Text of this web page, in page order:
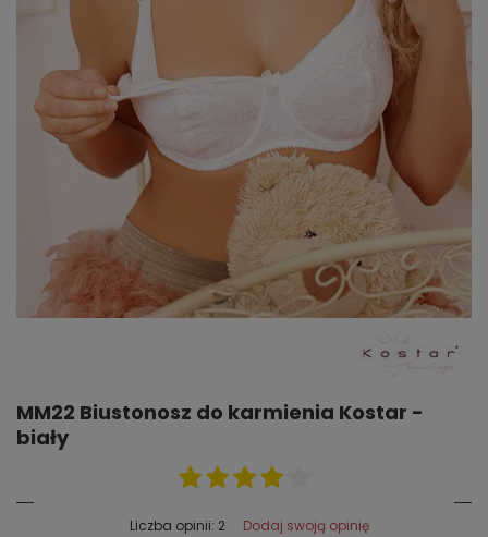
MM22 Biustonosz do karmienia Kostar -
biały
Liczba opinii: 2 Dodaj swoją opinię